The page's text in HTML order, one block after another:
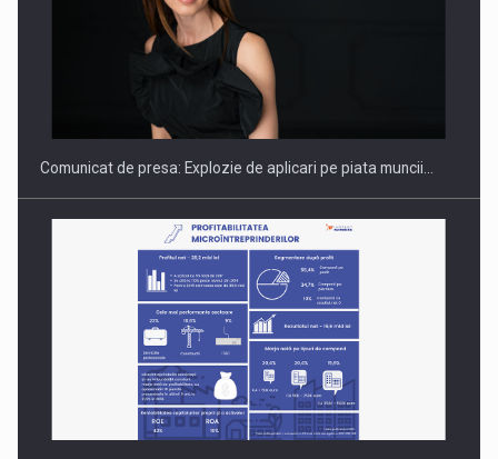
Hard Enduro Piatra Craiului 2026, fueled by benzinariile RO…
Comunicat de presa: Explozie de aplicari pe piata muncii…